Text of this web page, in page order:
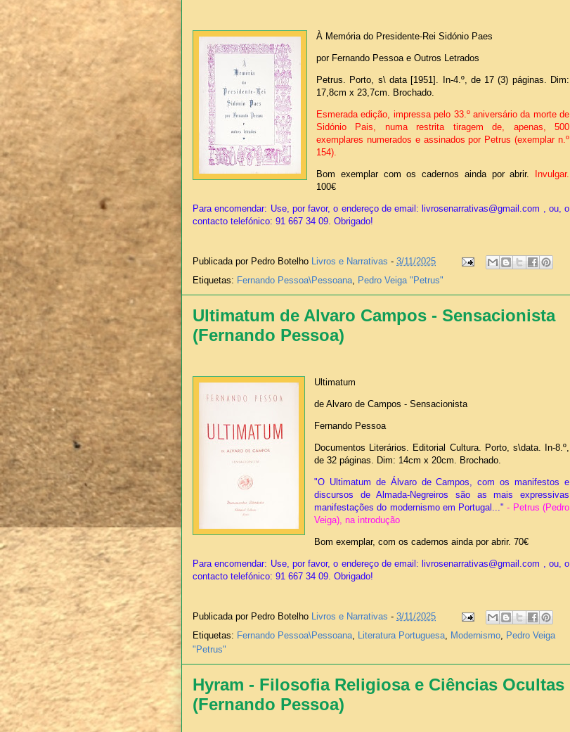
À Memória do Presidente-Rei Sidónio Paes
por Fernando Pessoa e Outros Letrados
Petrus. Porto, s\ data [1951]. In-4.º, de 17 (3) páginas. Dim:
17,8cm x 23,7cm. Brochado.
Esmerada edição, impressa pelo 33.º aniversário da morte de
Sidónio Pais, numa restrita tiragem de, apenas, 500
exemplares numerados e assinados por Petrus (exemplar n.º
154).
Bom exemplar com os cadernos ainda por abrir. Invulgar.
100€
Para encomendar: Use, por favor, o endereço de email: livrosenarrativas@gmail.com , ou, o
contacto telefónico: 91 667 34 09. Obrigado!
Publicada por Pedro Botelho Livros e Narrativas - 3/11/2025
Etiquetas: Fernando Pessoa\Pessoana, Pedro Veiga "Petrus"
Ultimatum de Alvaro Campos - Sensacionista
(Fernando Pessoa)
Ultimatum
de Alvaro de Campos - Sensacionista
Fernando Pessoa
Documentos Literários. Editorial Cultura. Porto, s\data. In-8.º,
de 32 páginas. Dim: 14cm x 20cm. Brochado.
"O Ultimatum de Álvaro de Campos, com os manifestos e
discursos de Almada-Negreiros são as mais expressivas
manifestações do modernismo em Portugal..." - Petrus (Pedro
Veiga), na introdução
Bom exemplar, com os cadernos ainda por abrir. 70€
Para encomendar: Use, por favor, o endereço de email: livrosenarrativas@gmail.com , ou, o
contacto telefónico: 91 667 34 09. Obrigado!
Publicada por Pedro Botelho Livros e Narrativas - 3/11/2025
Etiquetas: Fernando Pessoa\Pessoana, Literatura Portuguesa, Modernismo, Pedro Veiga
"Petrus"
Hyram - Filosofia Religiosa e Ciências Ocultas
(Fernando Pessoa)